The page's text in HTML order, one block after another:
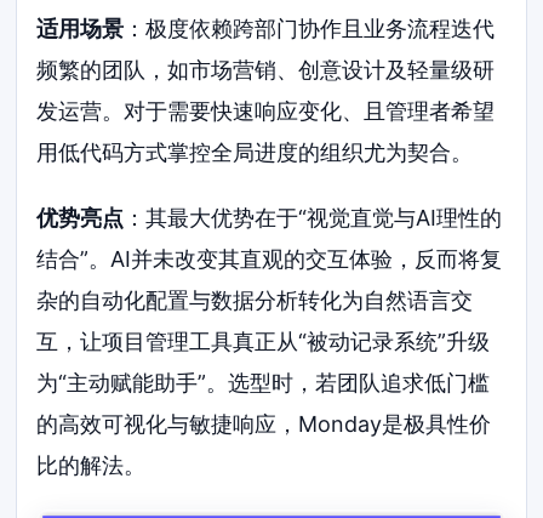
适用场景 ：极度依赖跨部门协作且业务流程迭代
频繁的团队，如市场营销、创意设计及轻量级研
发运营。对于需要快速响应变化、且管理者希望
用低代码方式掌控全局进度的组织尤为契合。
优势亮点 ：其最大优势在于“视觉直觉与AI理性的
结合”。AI并未改变其直观的交互体验，反而将复
杂的自动化配置与数据分析转化为自然语言交
互，让项目管理工具真正从“被动记录系统”升级
为“主动赋能助手”。选型时，若团队追求低门槛
的高效可视化与敏捷响应，Monday是极具性价
比的解法。